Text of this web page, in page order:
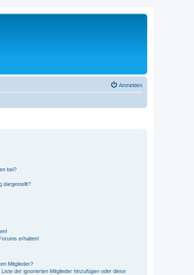
Anmelden
bei?
dargestellt?
erhalten!
Mitglieder?
der ignorierten Mitglieder hinzufügen oder diese